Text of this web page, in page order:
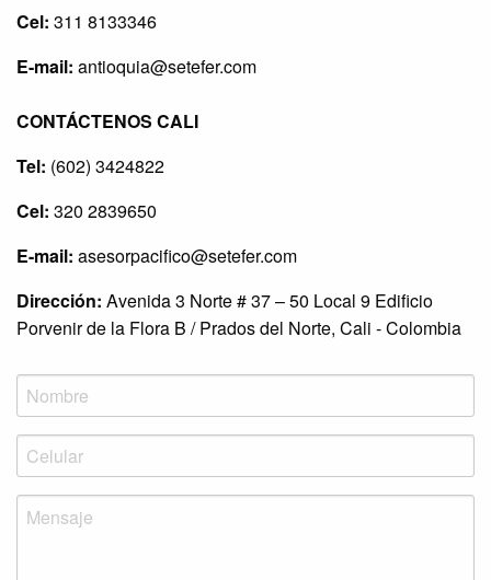
Cel: 311 8133346
E-mail: antioquia@setefer.com
CONTÁCTENOS CALI
Tel: (602) 3424822
Cel: 320 2839650
E-mail: asesorpacifico@setefer.com
Dirección: Avenida 3 Norte # 37 – 50 Local 9 Edificio
Porvenir de la Flora B / Prados del Norte, Cali - Colombia